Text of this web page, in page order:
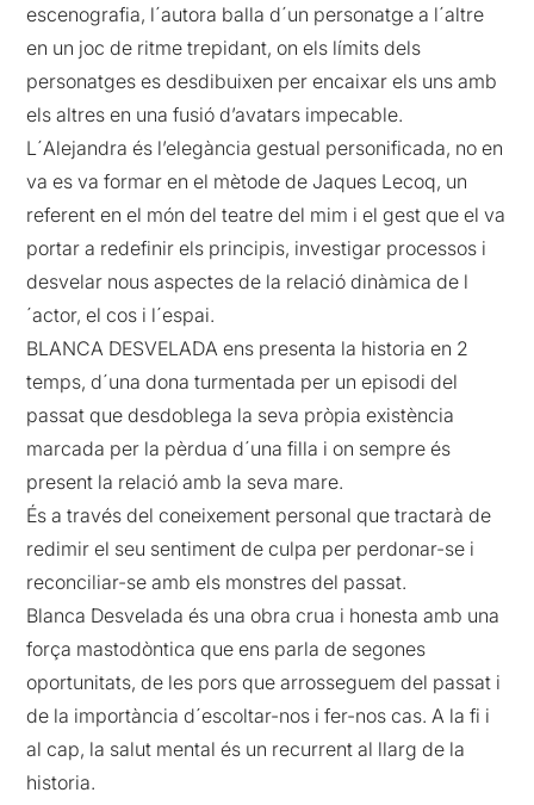
escenografia, l´autora balla d´un personatge a l´altre
en un joc de ritme trepidant, on els límits dels
personatges es desdibuixen per encaixar els uns amb
els altres en una fusió d’avatars impecable.
L´Alejandra és l’elegància gestual personificada, no en
va es va formar en el mètode de Jaques Lecoq, un
referent en el món del teatre del mim i el gest que el va
portar a redefinir els principis, investigar processos i
desvelar nous aspectes de la relació dinàmica de l
´actor, el cos i l´espai.
BLANCA DESVELADA ens presenta la historia en 2
temps, d´una dona turmentada per un episodi del
passat que desdoblega la seva pròpia existència
marcada per la pèrdua d´una filla i on sempre és
present la relació amb la seva mare.
És a través del coneixement personal que tractarà de
redimir el seu sentiment de culpa per perdonar-se i
reconciliar-se amb els monstres del passat.
Blanca Desvelada és una obra crua i honesta amb una
força mastodòntica que ens parla de segones
oportunitats, de les pors que arrosseguem del passat i
de la importància d´escoltar-nos i fer-nos cas. A la fi i
al cap, la salut mental és un recurrent al llarg de la
historia.